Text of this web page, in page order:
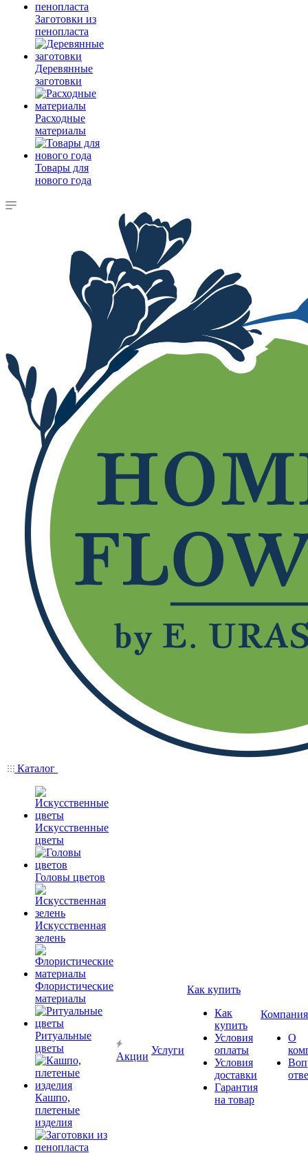
Заготовки из
пенопласта
Деревянные
заготовки
Расходные
материалы
Товары для
нового года
Каталог
Искусственные
цветы
Головы цветов
Искусственная
зелень
Флористические
материалы
Ритуальные
цветы
Кашпо,
плетеные
изделия
Акции
Услуги
Как купить
Как
купить
Условия
оплаты
Условия
доставки
Гарантия
на товар
Компания
О